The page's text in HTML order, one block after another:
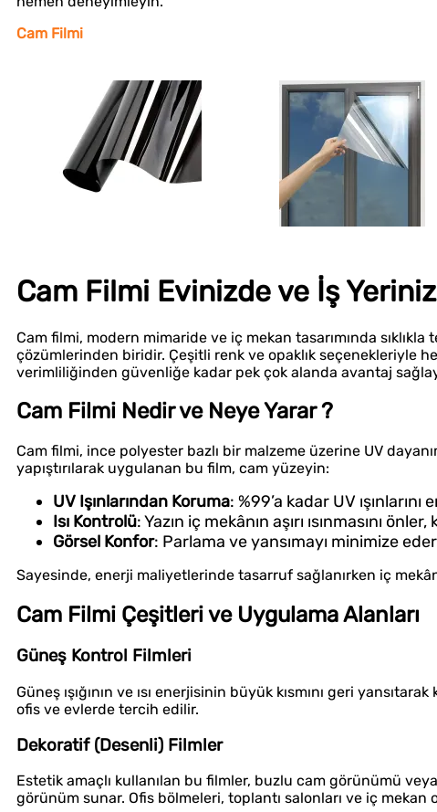
Cam Filmi
Cam Filmi Evinizde ve İş
Cam filmi, modern mimaride ve iç mekan tasarımında
çözümlerinden biridir. Çeşitli renk ve opaklık seçenekleriyle
verimliliğinden güvenliğe kadar pek çok alanda avantaj
Cam Filmi Nedir ve Neye Yarar ?
Cam filmi, ince polyester bazlı bir malzeme üzerine UV
yapıştırılarak uygulanan bu film, cam yüzeyin:
UV Işınlarından Koruma: %99’a kadar UV ışınlarını
Isı Kontrolü: Yazın iç mekânın aşırı ısınmasını önler,
Görsel Konfor: Parlama ve yansımayı minimize
Sayesinde, enerji maliyetlerinde tasarruf sağlanırken iç
Cam Filmi Çeşitleri ve Uygulama Alanları
Güneş Kontrol Filmleri
Güneş ışığının ve ısı enerjisinin büyük kısmını geri
ofis ve evlerde tercih edilir.
Dekoratif (Desenli) Filmler
Estetik amaçlı kullanılan bu filmler, buzlu cam görünümü
görünüm sunar. Ofis bölmeleri, toplantı salonları ve iç mekan